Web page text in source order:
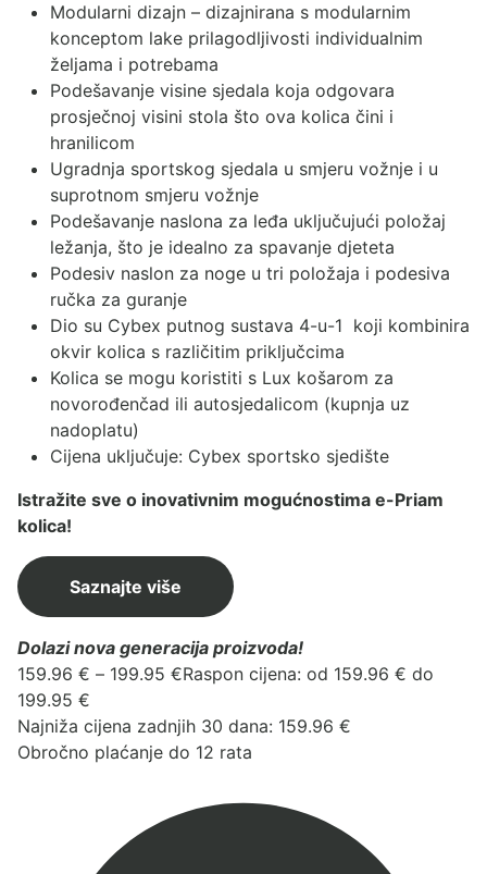
Modularni dizajn – dizajnirana s modularnim
konceptom lake prilagodljivosti individualnim
željama i potrebama
Podešavanje visine sjedala koja odgovara
prosječnoj visini stola što ova kolica čini i
hranilicom
Ugradnja sportskog sjedala u smjeru vožnje i u
suprotnom smjeru vožnje
Podešavanje naslona za leđa uključujući položaj
ležanja, što je idealno za spavanje djeteta
Podesiv naslon za noge u tri položaja i podesiva
ručka za guranje
Dio su Cybex putnog sustava 4-u-1 koji kombinira
okvir kolica s različitim priključcima
Kolica se mogu koristiti s Lux košarom za
novorođenčad ili autosjedalicom (kupnja uz
nadoplatu)
Cijena uključuje: Cybex sportsko sjedište
Istražite sve o inovativnim mogućnostima e-Priam
kolica!
Saznajte više
Dolazi nova generacija proizvoda!
159.96 € – 199.95 €Raspon cijena: od 159.96 € do
199.95 €
Najniža cijena zadnjih 30 dana: 159.96 €
Obročno plaćanje do 12 rata